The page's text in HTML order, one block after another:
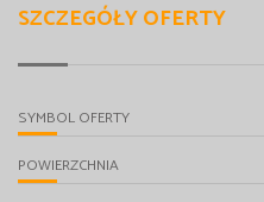
SZCZEGÓŁY OFERTY
SYMBOL OFERTY
POWIERZCHNIA